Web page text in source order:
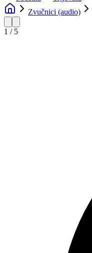
Zvučnici (audio)
1 / 5